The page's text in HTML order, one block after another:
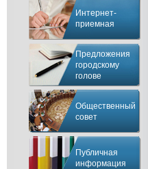
Интернет-
приемная
Предложения
городскому
голове
Общественный
совет
Публичная
информация